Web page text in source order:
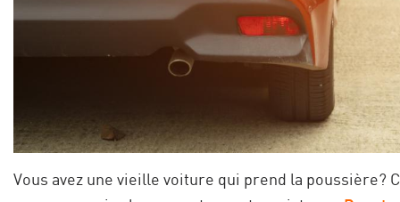
Vous avez une vieille voiture qui prend la poussière?